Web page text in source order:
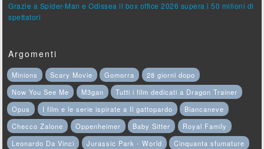
Grazie a Spider-Man e Odissea il box office 2026 supera i 50 milioni di
spettatori
Argomenti
Minions Scary Movie Gomorra
28 giorni dopo
Now You See Me
M3gan
Tutti i film dedicati a Dragon Trainer
Opus
I film e le serie ispirate a Il gattopardo
Biancaneve
Checco Zalone
Oppenheimer Baby Sitter
Royal Family
Leonardo Da Vinci
Jurassic Park - World
Cinquanta sfumature